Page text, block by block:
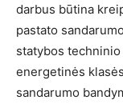
darbus būtina
pastato
statybos
energetinės
sandarumo